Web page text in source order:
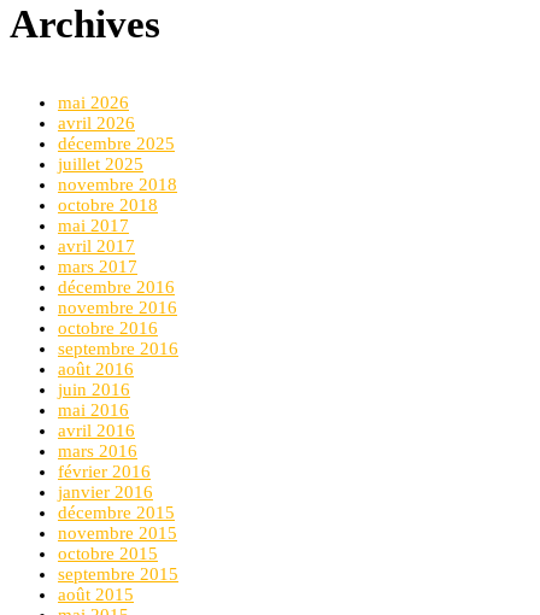
Archives
mai 2026
avril 2026
décembre 2025
juillet 2025
novembre 2018
octobre 2018
mai 2017
avril 2017
mars 2017
décembre 2016
novembre 2016
octobre 2016
septembre 2016
août 2016
juin 2016
mai 2016
avril 2016
mars 2016
février 2016
janvier 2016
décembre 2015
novembre 2015
octobre 2015
septembre 2015
août 2015